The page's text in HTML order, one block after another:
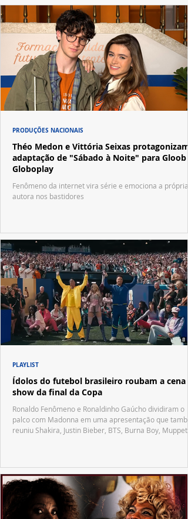
Théo Medon e Vittória Seixas protagonizam
adaptação de "Sábado à Noite" para Gloob e
Globoplay
Fenômeno da internet vira série e emociona a própria
autora nos bastidores
PRODUÇÕES NACIONAIS
Ídolos do futebol brasileiro roubam a cena
show da final da Copa
Ronaldo Fenômeno e Ronaldinho Gaúcho dividiram o
palco com Madonna em uma apresentação que
reuniu Shakira, Justin Bieber, BTS, Burna Boy, Muppets,
PLAYLIST